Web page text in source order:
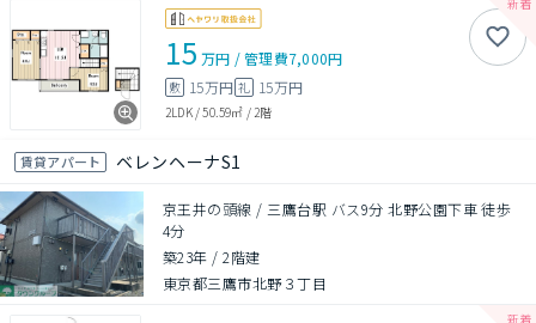
15 万円 /管理費7,000円
敷 15万円 礼 15万円
2LDK/50.59㎡ /2階
賃貸アパート ベレンヘーナS1
京王井の頭線 / 三鷹台駅 バス9分 北野公園下車 徒歩
4分
築23年 /2階建
東京都三鷹市北野３丁目